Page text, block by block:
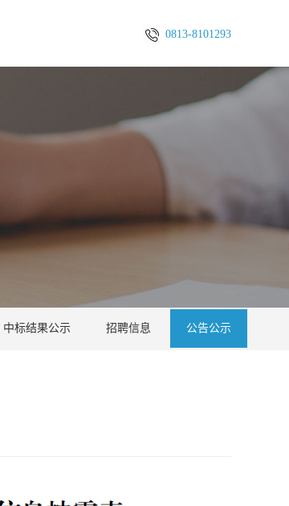
0813-8101293
中标结果公示 招聘信息 公告公示